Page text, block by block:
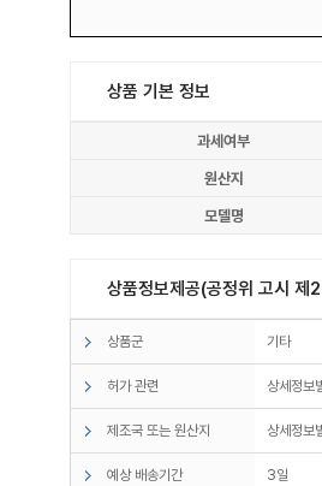
상품 기본 정보
과세여부
원산지
모델명
상품정보제공(공정위 고시
상품군 기타
허가 관련 상세정보
제조국 또는 원산지 상세정보
예상 배송기간 3일